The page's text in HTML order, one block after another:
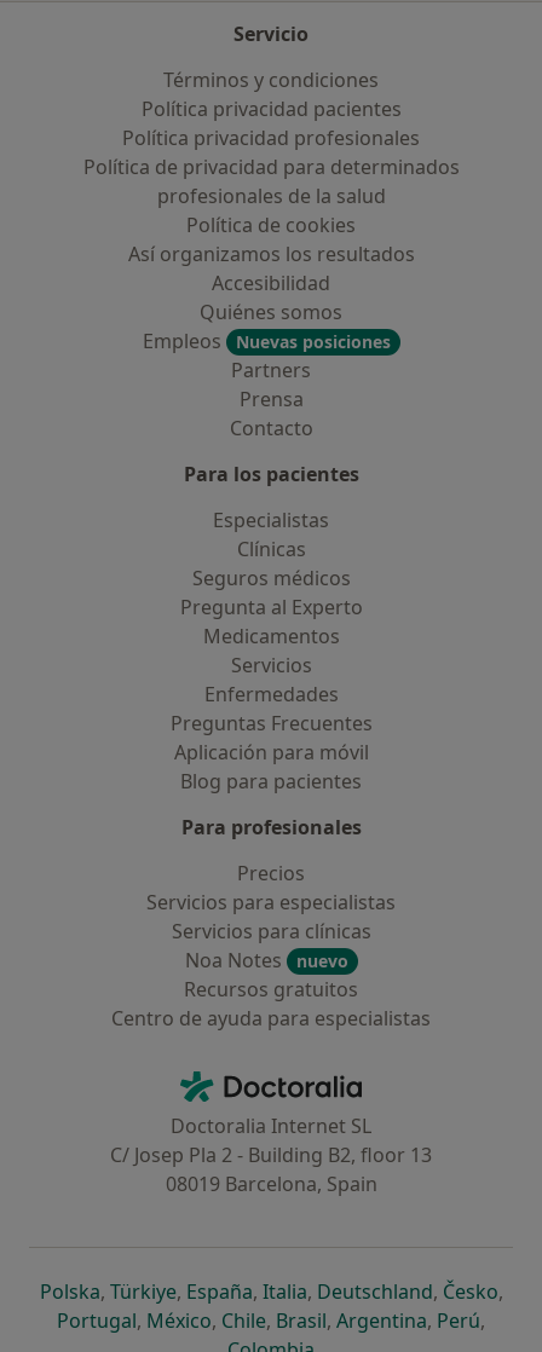
Servicio
Términos y condiciones
Política privacidad pacientes
Política privacidad profesionales
Política de privacidad para determinados
profesionales de la salud
Política de cookies
Así organizamos los resultados
Accesibilidad
Quiénes somos
Empleos
Nuevas posiciones
Partners
Prensa
Contacto
Para los pacientes
Especialistas
Clínicas
Seguros médicos
Pregunta al Experto
Medicamentos
Servicios
Enfermedades
Preguntas Frecuentes
Aplicación para móvil
Blog para pacientes
Para profesionales
Precios
Servicios para especialistas
Servicios para clínicas
Noa Notes
nuevo
Recursos gratuitos
Centro de ayuda para especialistas
Doctoralia - Página de inicio
Doctoralia Internet SL
C/ Josep Pla 2 - Building B2, floor 13
08019 Barcelona, Spain
Polskase abre en una nueva pestaña
, Türkiyese abre en una nueva pestaña
, Españase abre en una nueva pestaña
, Italiase abre en una nueva
, Deutschlandse abre en
, Českose
,
Portugalse abre en una nueva pestaña
, Méxicose abre en una nueva pestaña
, Chilese abre en una nueva pestaña
, Brasilse abre en una nueva
, Argentinase abre en
, Perúse
,